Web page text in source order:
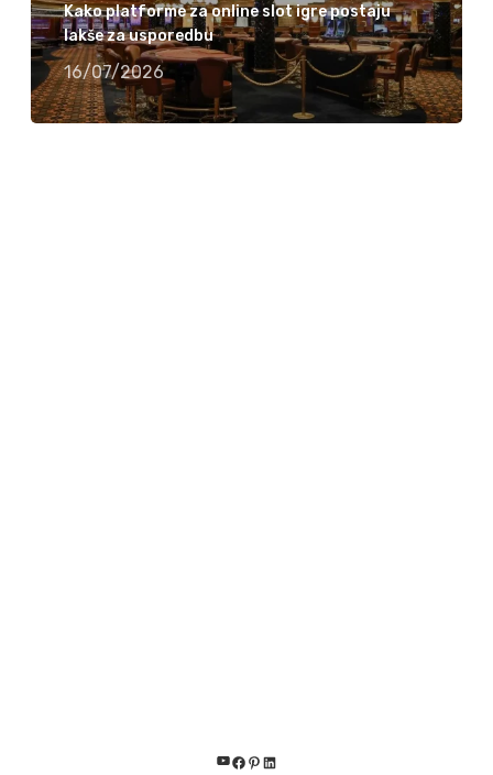
Kako platforme za online slot igre postaju
lakše za usporedbu
16/07/2026
YouTube
Facebook
Pinterest
LinkedIn